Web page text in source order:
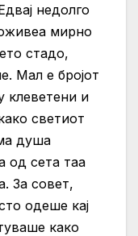
недолго
мирно
стадо,
Мал е бројот
клеветени и
светиот
душа
од сета таа
За совет,
одеше кај
како